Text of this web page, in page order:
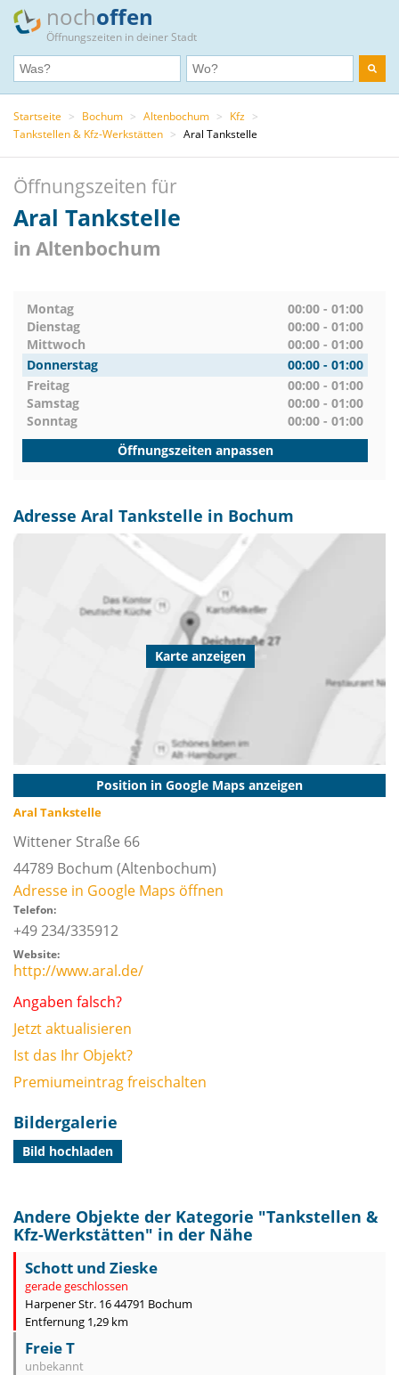
nochoffen
Öffnungszeiten in deiner Stadt
Startseite > Bochum > Altenbochum > Kfz >
Tankstellen & Kfz-Werkstätten > Aral Tankstelle
Öffnungszeiten für
Aral Tankstelle
in Altenbochum
Montag
00:00 - 01:00
Dienstag
00:00 - 01:00
Mittwoch
00:00 - 01:00
Donnerstag
00:00 - 01:00
Freitag
00:00 - 01:00
Samstag
00:00 - 01:00
Sonntag
00:00 - 01:00
Öffnungszeiten anpassen
Adresse Aral Tankstelle in Bochum
Karte anzeigen
Position in Google Maps anzeigen
Aral Tankstelle
Wittener Straße 66
44789 Bochum (Altenbochum)
Adresse in Google Maps öffnen
Telefon:
+49 234/335912
Website:
http://www.aral.de/
Angaben falsch?
Jetzt aktualisieren
Ist das Ihr Objekt?
Premiumeintrag freischalten
Bildergalerie
Bild hochladen
Andere Objekte der Kategorie "Tankstellen &
Kfz-Werkstätten" in der Nähe
Schott und Zieske
gerade geschlossen
Harpener Str. 16 44791 Bochum
Entfernung 1,29 km
Freie T
unbekannt